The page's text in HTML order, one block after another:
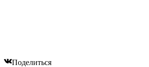
Поделиться